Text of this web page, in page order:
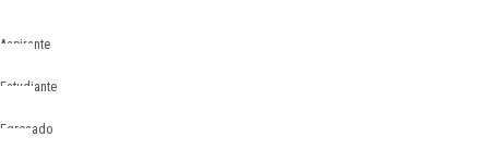
Aspirante
Estudiante
Egresado